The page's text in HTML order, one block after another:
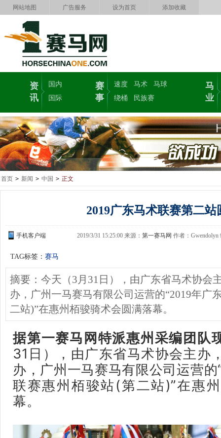
网站地图 广告服务 设为首页 添加收藏
资
讯
国内
国际
赛
事
速度 马术
马球
绕桶
民族赛
马
业
首页 > 新闻 > 中国 > 正文
2019广东马术联赛第二站
手机客户端 2019/3/31 15:25:00 来源：第一赛马网 作者：Gwendolyn
TAG标签： 赛马
摘要：今天（3月31日），由广东省马术协会
办，广州一马赛马有限公司运营的“2019年广
二站)”在惠州栢骏骑术会圆满落幕。
据第一赛马网特派惠州采编团队
31日）， 由广东省马术协会主办
办，广州一马赛马有限公司运营
联赛惠州栢骏站(第二站)”在惠
幕。